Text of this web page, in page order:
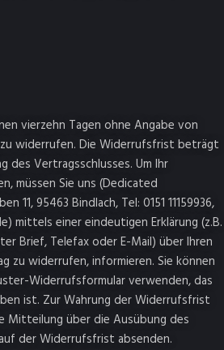
vierzehn Tagen ohne Angabe von
widerrufen. Die Widerrufsfrist beträgt
des Vertragsschlusses. Um Ihr
müssen Sie uns (Dedicated
11, 95463 Bindlach, Tel: 0151 11159936,
mittels einer eindeutigen Erklärung (z.B.
Brief, Telefax oder E-Mail) über Ihren
zu widerrufen, informieren. Sie können
Widerrufsformular verwenden, das
ist. Zur Wahrung der Widerrufsfrist
Mitteilung über die Ausübung des
der Widerrufsfrist absenden.